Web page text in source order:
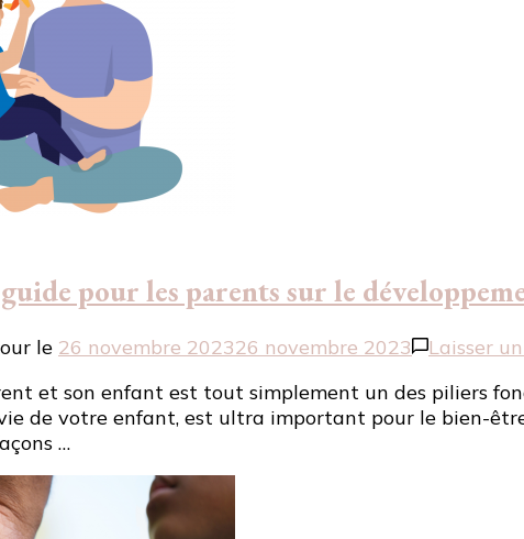
pour les parents sur le
le 26 novembre 202326 novembre 2023 Laisser
et son enfant est tout simplement un des piliers
de votre enfant, est ultra important pour le bien-
…